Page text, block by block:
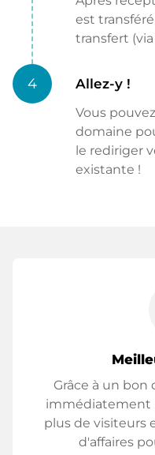
est
transfert
4 Allez-y !
Vous
domaine
le rediriger
existante !
Grâce à un
immédiatement
plus de visiteurs
d'affaires